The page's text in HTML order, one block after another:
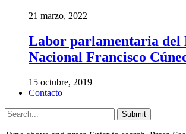
21 marzo, 2022
Labor parlamentaria del
Nacional Francisco
15 octubre, 2019
Contacto
Submit